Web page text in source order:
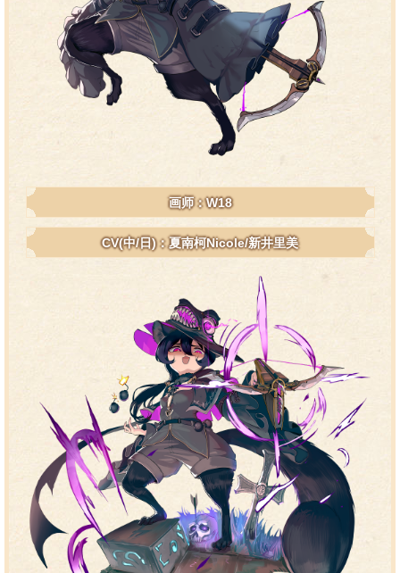
画师：W18
CV(中/日)：夏南柯Nicole/新井里美